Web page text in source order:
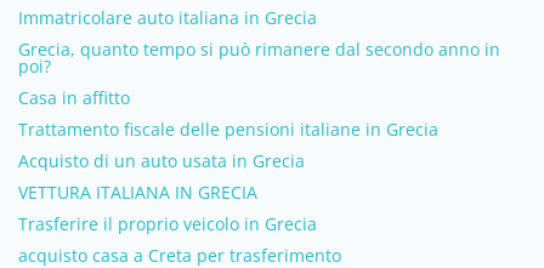
Immatricolare auto italiana in Grecia
Grecia, quanto tempo si può rimanere dal secondo anno in
poi?
Casa in affitto
Trattamento fiscale delle pensioni italiane in Grecia
Acquisto di un auto usata in Grecia
VETTURA ITALIANA IN GRECIA
Trasferire il proprio veicolo in Grecia
acquisto casa a Creta per trasferimento